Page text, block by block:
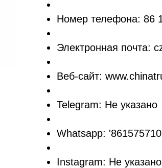
Номер телефона: 86
Электронная почта:
Веб-сайт:
Telegram: Не указано
Whatsapp:
Instagram: Не указано